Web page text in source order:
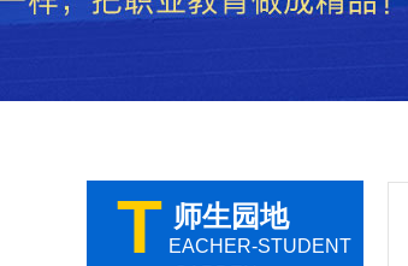
师生园地
T EACHER-STUDENT